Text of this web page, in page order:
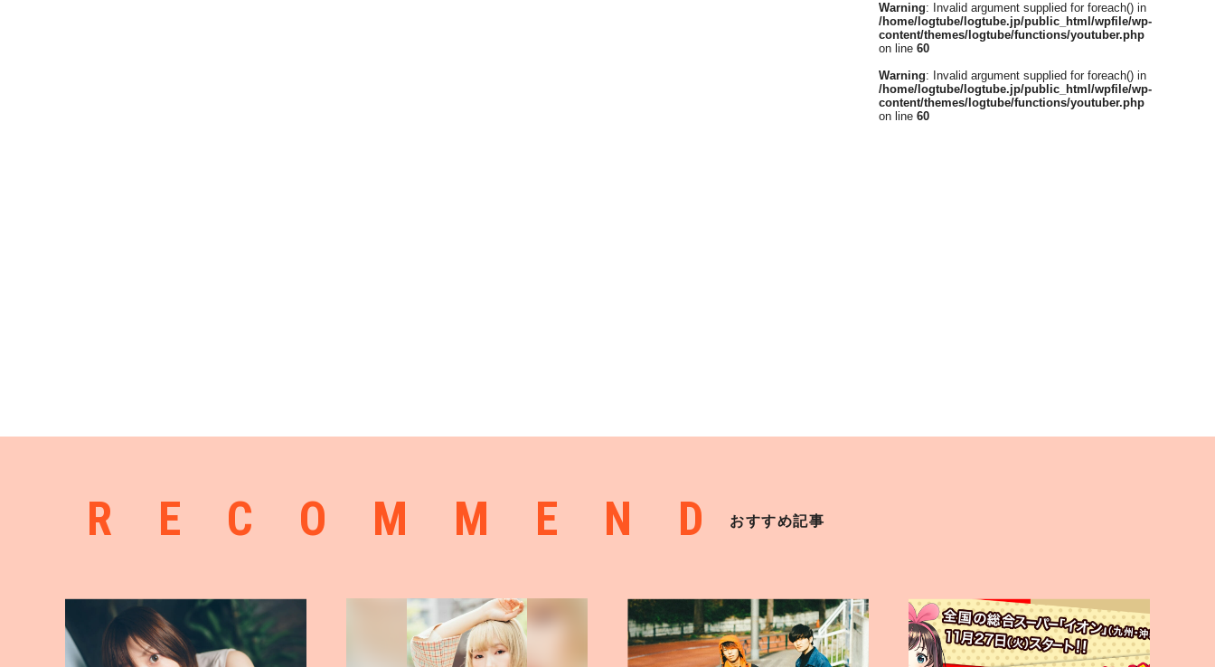
Warning: Invalid argument supplied for foreach() in
/home/logtube/logtube.jp/public_html/wpfile/wp-
content/themes/logtube/functions/youtuber.php
on line 60
Warning: Invalid argument supplied for foreach() in
/home/logtube/logtube.jp/public_html/wpfile/wp-
content/themes/logtube/functions/youtuber.php
on line 60
RECOMMENDおすすめ記事